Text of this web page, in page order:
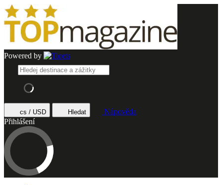
Powered by
cs / USD Hledat
Nápověda
Přihlášení